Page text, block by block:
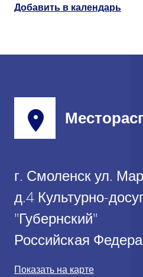
Добавить в календарь
г. Смоленск ул.
д.4 Культурно-
"Губернский"
Российская
Показать на карте